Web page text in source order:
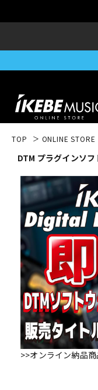
キ
DJ
中
TOP ONLINE STORE
DTM プラグインソ
>>オンライン納品